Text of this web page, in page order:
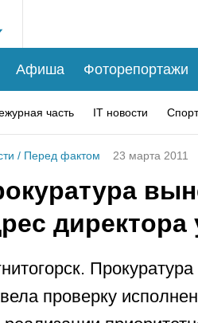
Афиша Фоторепортажи
часть IT новости Спорт
/ Перед фактом 23 марта 2011
директора
проверку